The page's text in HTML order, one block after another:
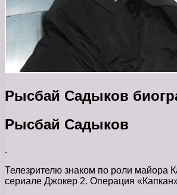
Рысбай Садыков
Рысбай Садыков
.
Телезрителю знаком по роли майора
сериале Джокер 2. Операция